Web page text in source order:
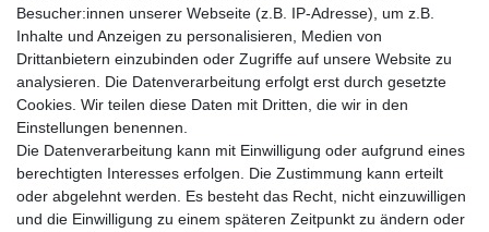
33,45 € *
In den Warenkorb
*inkl. ges. MwSt. zzgl.Versandkosten
Lieferung und Versand
Besucher:innen unserer Webseite (z.B. IP-Adresse), um z.B.
Inhalte und Anzeigen zu personalisieren, Medien von
Drittanbietern einzubinden oder Zugriffe auf unsere Website zu
analysieren. Die Datenverarbeitung erfolgt erst durch gesetzte
Cookies. Wir teilen diese Daten mit Dritten, die wir in den
Einstellungen benennen.
Die Datenverarbeitung kann mit Einwilligung oder aufgrund eines
berechtigten Interesses erfolgen. Die Zustimmung kann erteilt
oder abgelehnt werden. Es besteht das Recht, nicht einzuwilligen
und die Einwilligung zu einem späteren Zeitpunkt zu ändern oder